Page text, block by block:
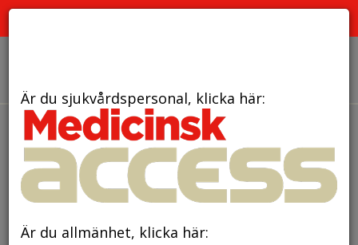
den 12 december 2023
Medel mot svettning
fungerar även efter att ha varit
fryst
Är du sjukvårdspersonal, klicka här:
Är du allmänhet, klicka här: